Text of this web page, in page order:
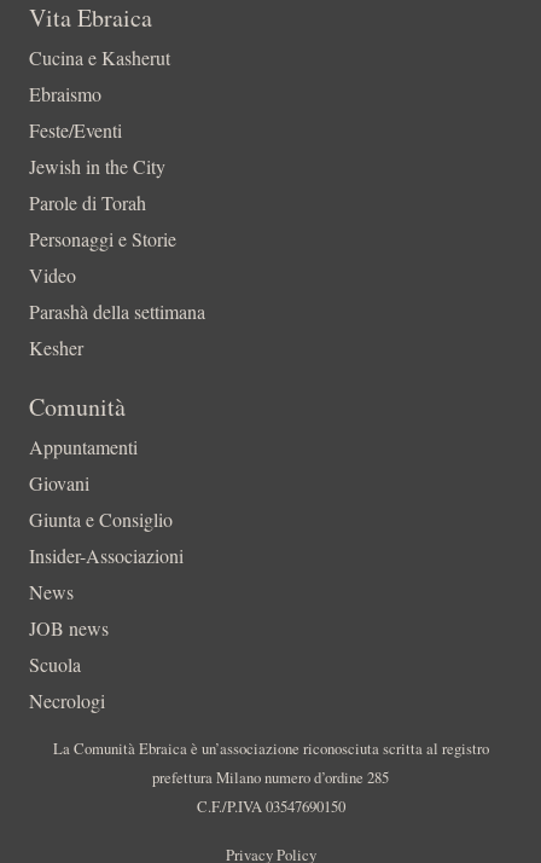
Vita Ebraica
Cucina e Kasherut
Ebraismo
Feste/Eventi
Jewish in the City
Parole di Torah
Personaggi e Storie
Video
Parashà della settimana
Kesher
Comunità
Appuntamenti
Giovani
Giunta e Consiglio
Insider-Associazioni
News
JOB news
Scuola
Necrologi
La Comunità Ebraica è un’associazione riconosciuta scritta al registro
prefettura Milano numero d’ordine 285
C.F./P.IVA 03547690150
Privacy Policy